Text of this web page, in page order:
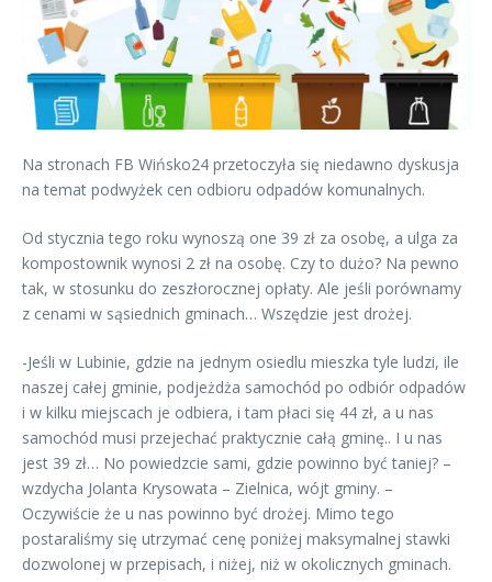
Na stronach FB Wińsko24 przetoczyła się niedawno dyskusja
na temat podwyżek cen odbioru odpadów komunalnych.
Od stycznia tego roku wynoszą one 39 zł za osobę, a ulga za
kompostownik wynosi 2 zł na osobę. Czy to dużo? Na pewno
tak, w stosunku do zeszłorocznej opłaty. Ale jeśli porównamy
z cenami w sąsiednich gminach… Wszędzie jest drożej.
-Jeśli w Lubinie, gdzie na jednym osiedlu mieszka tyle ludzi, ile
naszej całej gminie, podjeżdża samochód po odbiór odpadów
i w kilku miejscach je odbiera, i tam płaci się 44 zł, a u nas
samochód musi przejechać praktycznie całą gminę.. I u nas
jest 39 zł… No powiedzcie sami, gdzie powinno być taniej? –
wzdycha Jolanta Krysowata – Zielnica, wójt gminy. –
Oczywiście że u nas powinno być drożej. Mimo tego
postaraliśmy się utrzymać cenę poniżej maksymalnej stawki
dozwolonej w przepisach, i niżej, niż w okolicznych gminach.